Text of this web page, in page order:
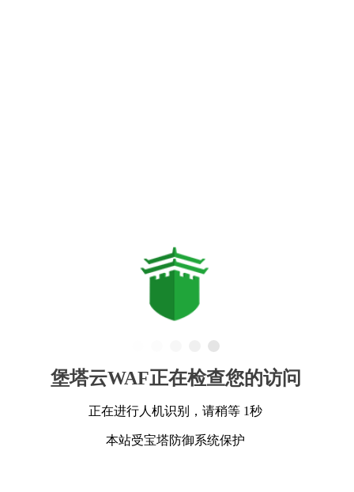
堡塔云WAF正在检查您的访问
正在进行人机识别，请稍等 1秒
本站受宝塔防御系统保护